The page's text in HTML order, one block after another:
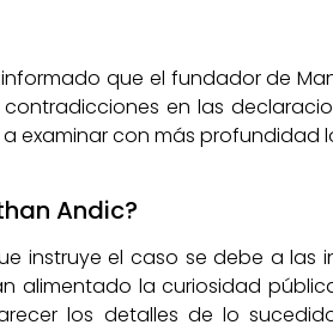
que el fundador de
en las
examinar con más profundidad
Andic?
instruye el caso se debe a las
alimentado la curiosidad
los detalles de lo